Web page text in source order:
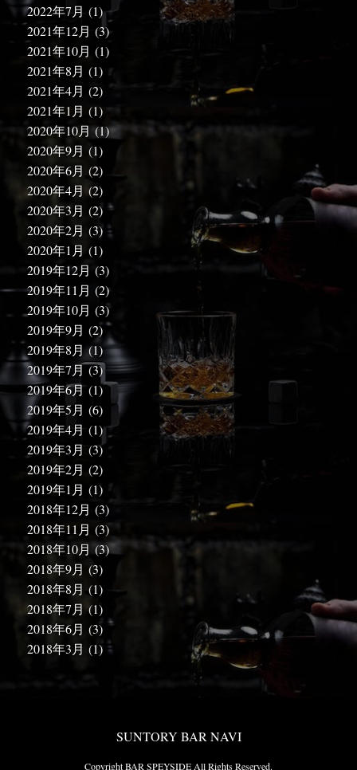
2022年7月 (1)
2021年12月 (3)
2021年10月 (1)
2021年8月 (1)
2021年4月 (2)
2021年1月 (1)
2020年10月(1)
2020年9月 (1)
2020年6月 (2)
2020年4月 (2)
2020年3月 (2)
2020年2月 (3)
2020年1月 (1)
2019年12月 (3)
2019年11月 (2)
2019年10月 (3)
2019年9月 (2)
2019年8月(1)
2019年7月(3)
2019年6月(1)
2019年5月 (6)
2019年4月 (1)
2019年3月 (3)
2019年2月 (2)
2019年1月 (1)
2018年12月 (3)
2018年11月 (3)
2018年10月 (3)
2018年9月 (3)
2018年8月 (1)
2018年7月 (1)
2018年6月 (3)
2018年3月 (1)
SUNTORY BAR NAVI
Copyright BAR SPEYSIDE All Rights Reserved.